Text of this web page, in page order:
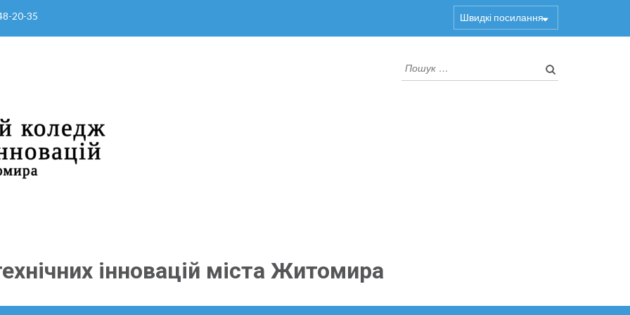
20-35 Швидкі посилання
інновацій міста Житомира
Пошук: